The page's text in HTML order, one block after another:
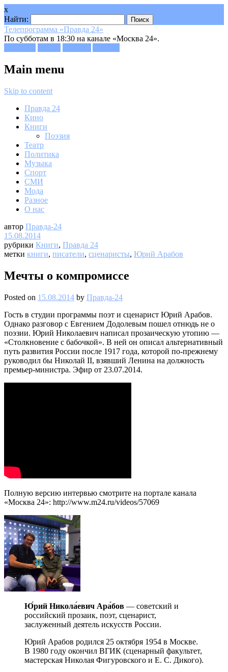
x
Найти:
Телепрограмма «Правда 24»
По субботам в 18:30 на канале «Москва 24».
Main menu
Skip to content
Правда 24
Кино
Книги
Поэзия
Театр
Политика
Музыка
Спорт
СМИ
Мода
Разное
О нас
автор Правда-24
15.08.2014
рубрики Книги, Правда 24
метки книги, писатели, сценаристы, Юрий Арабов
Мечты о компромиссе
Posted on 15.08.2014 by Правда-24
Гость в студии программы поэт и сценарист Юрий Арабов.
Однако разговор с Евгением Додолевым пошел отнюдь не о
поэзии. Юрий Николаевич написал прозаическую утопию —
«Столкновение с бабочкой». В ней он описал альтернативный
путь развития России после 1917 года, которой по-прежнему
руководил бы Николай II, взявший Ленина на должность
премьер-министра. Эфир от 23.07.2014.
Полную версию интервью смотрите на портале канала
«Москва 24»: http://www.m24.ru/videos/57069
Ю́рий Никола́евич Ара́бов — советский и
российский прозаик, поэт, сценарист,
заслуженный деятель искусств России.
Юрий Арабов родился 25 октября 1954 в Москве.
В 1980 году окончил ВГИК (сценарный факультет,
мастерская Николая Фигуровского и Е. С. Дикого).